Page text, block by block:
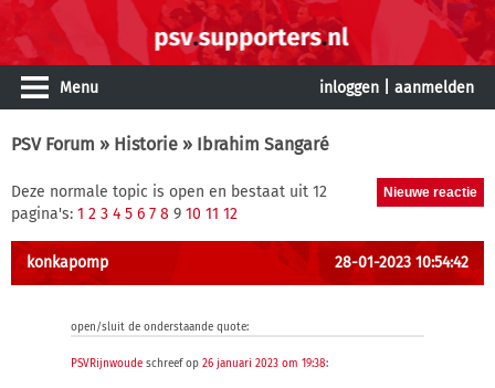
Menu inloggen aanmelden
PSV Forum » Historie » Ibrahim Sangaré
Deze normale topic is open en bestaat uit 12
pagina's: 1 2 3 4 5 6 7 8 9 10 11 12
konkapomp 28-01-2023 10:54:42
open/sluit de onderstaande quote:
PSVRijnwoude schreef op 26 januari 2023 om 19:38: